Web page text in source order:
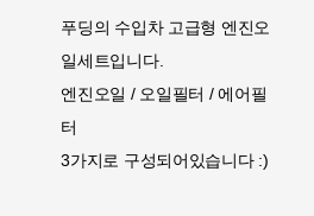
푸딩의 수입차 고급형 엔진오
일세트입니다.
엔진오일 / 오일필터 / 에어필
터
3가지로 구성되어있습니다 :)